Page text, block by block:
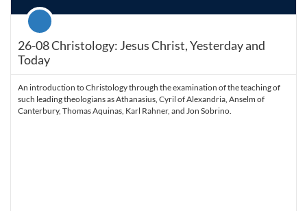
26-08 Christology: Jesus Christ, Yesterday and
Today
Course
An introduction to Christology through the examination of the teaching of
such leading theologians as Athanasius, Cyril of Alexandria, Anselm of
Canterbury, Thomas Aquinas, Karl Rahner, and Jon Sobrino.